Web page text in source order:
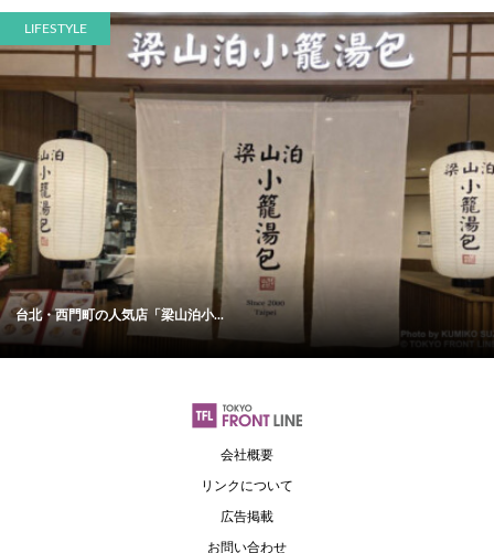
LIFESTYLE
台北・西門町の人気店「梁山泊小...
会社概要
リンクについて
広告掲載
お問い合わせ